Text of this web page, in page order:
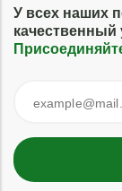
У всех наших
качественный